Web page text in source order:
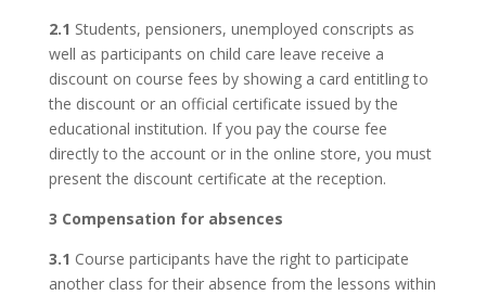
2.1 Students, pensioners, unemployed conscripts as
well as participants on child care leave receive a
discount on course fees by showing a card entitling to
the discount or an official certificate issued by the
educational institution. If you pay the course fee
directly to the account or in the online store, you must
present the discount certificate at the reception.
3 Compensation for absences
3.1 Course participants have the right to participate
another class for their absence from the lessons within